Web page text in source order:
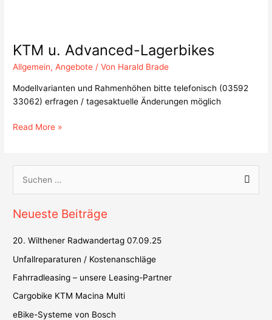
KTM u. Advanced-Lagerbikes
Allgemein,Angebote / Von Harald Brade
Modellvarianten und Rahmenhöhen bitte telefonisch (03592
33062) erfragen / tagesaktuelle Änderungen möglich
Read More »
c
n
n
a
c
Neueste Beiträge
20. Wilthener Radwandertag 07.09.25
Unfallreparaturen / Kostenanschläge
Fahrradleasing – unsere Leasing-Partner
Cargobike KTM Macina Multi
eBike-Systeme von Bosch